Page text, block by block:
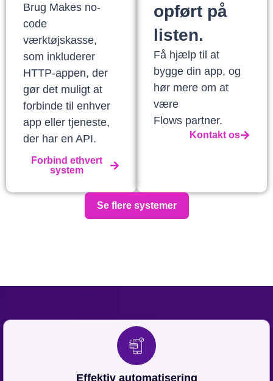
Brug Makes no-
code
værktøjskasse,
som inkluderer
HTTP-appen, der
gør det muligt at
forbinde til enhver
app eller tjeneste,
der har en API.
Forbind ethvert
system
opført på
listen.
Få hjælp til at
bygge din app, og
hør mere om at
være
Flows partner.
Kontakt os
Se flere systemer
Effektiv automatisering